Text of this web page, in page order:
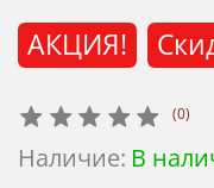
(0)
Наличие: В
АКЦИЯ!